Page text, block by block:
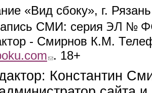
«Вид сбоку», г.
СМИ: серия ЭЛ №
- Смирнов К.М.
(link sends e-mail)
. 18+
Константин